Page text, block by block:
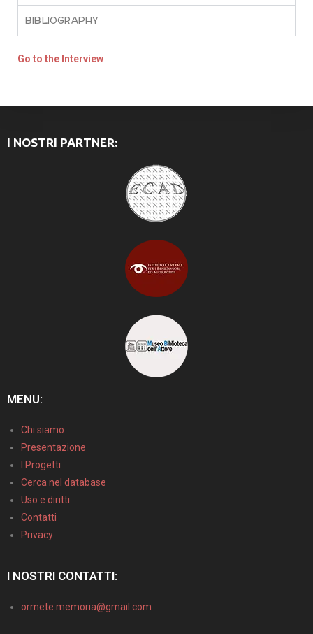
BIBLIOGRAPHY
Go to the Interview
I NOSTRI PARTNER:
MENU:
Chi siamo
Presentazione
I Progetti
Cerca nel database
Uso e diritti
Contatti
Privacy
I NOSTRI CONTATTI:
ormete.memoria@gmail.com